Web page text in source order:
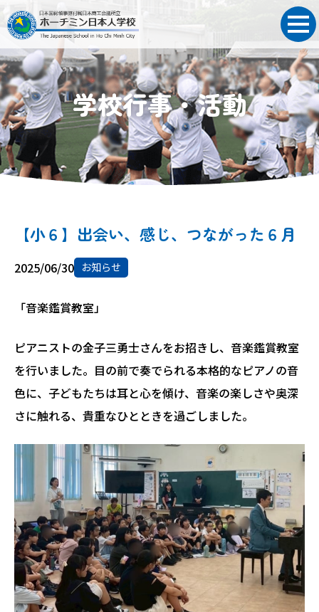
学校行事・活動
【小６】出会い、感じ、つながった６月
2025/06/30 お知らせ
「音楽鑑賞教室」
ピアニストの金子三勇士さんをお招きし、音楽鑑賞教室
を行いました。目の前で奏でられる本格的なピアノの音
色に、子どもたちは耳と心を傾け、音楽の楽しさや奥深
さに触れる、貴重なひとときを過ごしました。